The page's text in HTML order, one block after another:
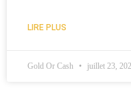
LIRE PLUS
Gold Or Cash juillet 23,